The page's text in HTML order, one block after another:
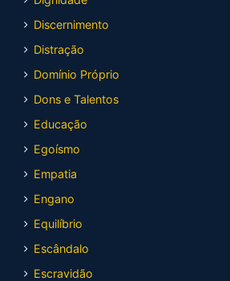
Discernimento
Distração
Domínio Próprio
Dons e Talentos
Educação
Egoísmo
Empatia
Engano
Equilíbrio
Escândalo
Escravidão